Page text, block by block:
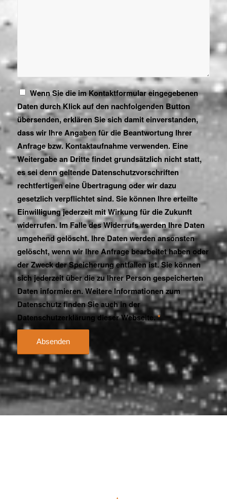
Wenn Sie die im Kontaktformular eingegebenen
Daten durch Klick auf den nachfolgenden Button
übersenden, erklären Sie sich damit einverstanden,
dass wir Ihre Angaben für die Beantwortung Ihrer
Anfrage bzw. Kontaktaufnahme verwenden. Eine
Weitergabe an Dritte findet grundsätzlich nicht statt,
es sei denn geltende Datenschutzvorschriften
rechtfertigen eine Übertragung oder wir dazu
gesetzlich verpflichtet sind. Sie können Ihre erteilte
Einwilligung jederzeit mit Wirkung für die Zukunft
widerrufen. Im Falle des Widerrufs werden Ihre Daten
umgehend gelöscht. Ihre Daten werden ansonsten
gelöscht, wenn wir Ihre Anfrage bearbeitet haben oder
der Zweck der Speicherung entfallen ist. Sie können
sich jederzeit über die zu Ihrer Person gespeicherten
Daten informieren. Weitere Informationen zum
Datenschutz finden Sie auch in der
Datenschutzerklärung dieser Webseite.*